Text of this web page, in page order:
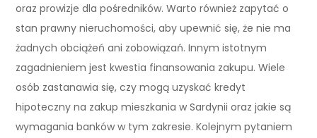
oraz prowizje dla pośredników. Warto również zapytać o
stan prawny nieruchomości, aby upewnić się, że nie ma
żadnych obciążeń ani zobowiązań. Innym istotnym
zagadnieniem jest kwestia finansowania zakupu. Wiele
osób zastanawia się, czy mogą uzyskać kredyt
hipoteczny na zakup mieszkania w Sardynii oraz jakie są
wymagania banków w tym zakresie. Kolejnym pytaniem